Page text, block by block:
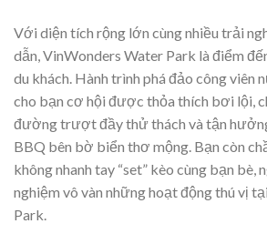
Với diện tích rộng lớn cùng nhiều trải
dẫn, VinWonders Water Park là điểm
du khách. Hành trình phá đảo công viên
cho bạn cơ hội được thỏa thích bơi lội,
đường trượt đầy thử thách và tận
BBQ bên bờ biển thơ mộng. Bạn còn
không nhanh tay “set” kèo cùng bạn
nghiệm vô vàn những hoạt động thú vị
Park.